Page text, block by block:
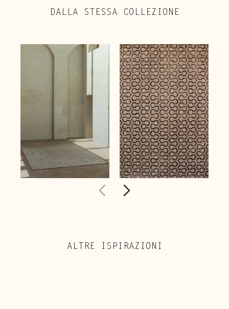
DALLA STESSA COLLEZIONE
ALTRE ISPIRAZIONI